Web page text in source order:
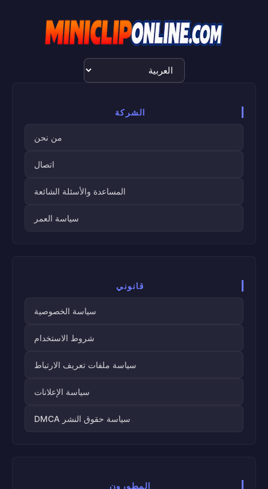
اختيار
اللغة
الشركة
من نحن
اتصال
المساعدة والأسئلة الشائعة
سياسة العمر
قانوني
سياسة الخصوصية
شروط الاستخدام
سياسة ملفات تعريف الارتباط
سياسة الإعلانات
سياسة حقوق النشر DMCA
المطورون